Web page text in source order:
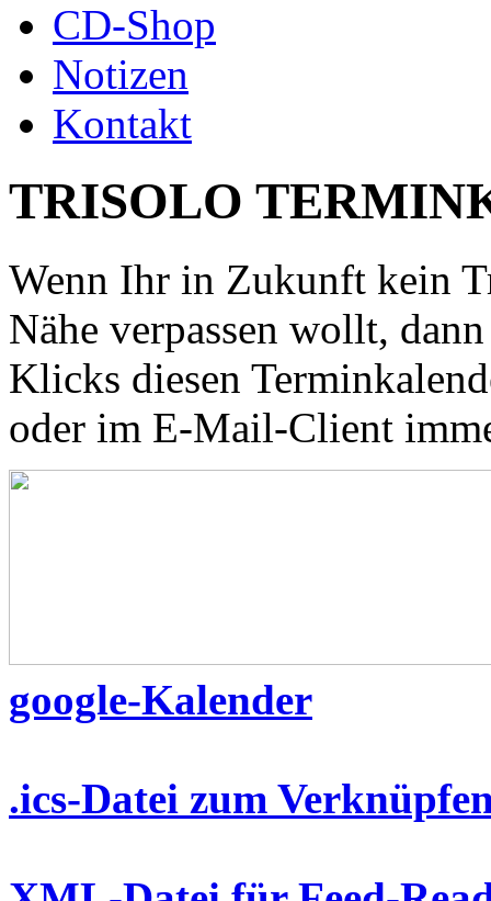
CD-Shop
Notizen
Kontakt
TRISOLO
Wenn Ihr in Zukunft kein
Nähe verpassen wollt,
Klicks diesen
oder im E-Mail-Client
google-Kalender
.ics-Datei zum